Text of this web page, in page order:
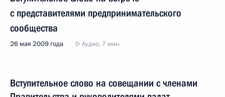
с представителями предпринимательского
сообщества
26 мая 2009 года Аудио, 7 мин.
Вступительное слово на совещании с членами